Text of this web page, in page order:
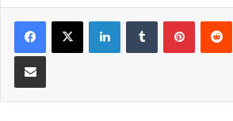
LinkedInTumblr
Partilhar Via Email